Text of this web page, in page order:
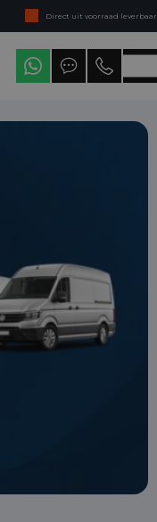
Direct uit voorraad leverbaar
Levering in heel Nederland